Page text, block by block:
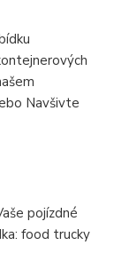
Navšivte
pojízdné
food trucky